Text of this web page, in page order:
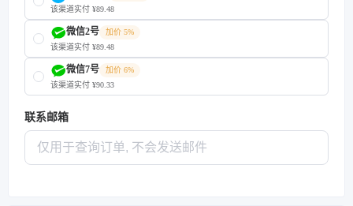
该渠道实付 ¥89.48
微信2号
加价 5%
该渠道实付 ¥89.48
微信7号
加价 6%
该渠道实付 ¥90.33
联系邮箱